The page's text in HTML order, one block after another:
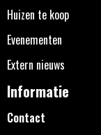
Huizen te koop
Evenementen
Extern nieuws
Informatie
Contact